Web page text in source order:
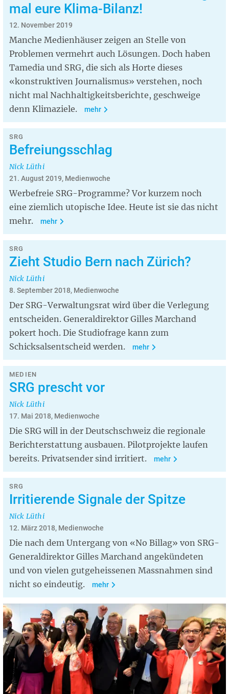
mal eure Klima-Bilanz!
12. November 2019
Manche Medienhäuser zeigen an Stelle von
Problemen vermehrt auch Lösungen. Doch haben
Tamedia und SRG, die sich als Horte dieses
«konstruktiven Journalismus» verstehen, noch
nicht mal Nachhaltigkeitsberichte, geschweige
denn Klimaziele.
mehr
SRG
Befreiungsschlag
Nick Lüthi
21. August 2019, Medienwoche
Werbefreie SRG-Programme? Vor kurzem noch
eine ziemlich utopische Idee. Heute ist sie das nicht
mehr.
mehr
SRG
Zieht Studio Bern nach Zürich?
Nick Lüthi
8. September 2018, Medienwoche
Der SRG-Verwaltungsrat wird über die Verlegung
entscheiden. Generaldirektor Gilles Marchand
pokert hoch. Die Studiofrage kann zum
Schicksalsentscheid werden.
mehr
MEDIEN
SRG prescht vor
Nick Lüthi
17. Mai 2018, Medienwoche
Die SRG will in der Deutschschweiz die regionale
Berichterstattung ausbauen. Pilotprojekte laufen
bereits. Privatsender sind irritiert.
mehr
SRG
Irritierende Signale der Spitze
Nick Lüthi
12. März 2018, Medienwoche
Die nach dem Untergang von «No Billag» von SRG-
Generaldirektor Gilles Marchand angekündeten
und von vielen gutgeheissenen Massnahmen sind
nicht so eindeutig.
mehr